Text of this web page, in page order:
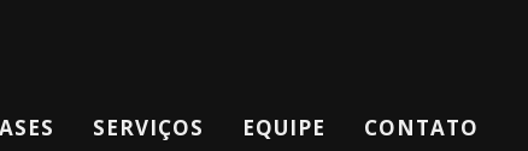
SERVIÇOS EQUIPE CONTATO